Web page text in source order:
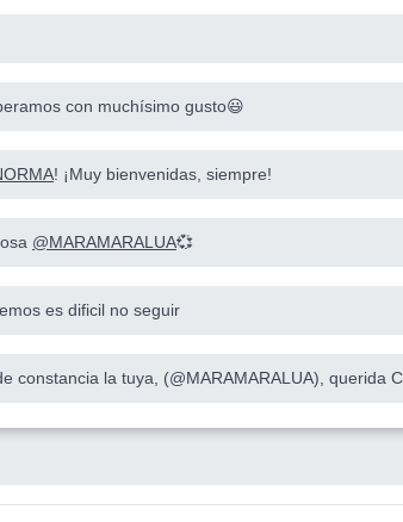
con muchísimo gusto😃
! ¡Muy bienvenidas, siempre!
@MARAMARALUA💞
es dificil no seguir
constancia la tuya, (@MARAMARALUA), querida